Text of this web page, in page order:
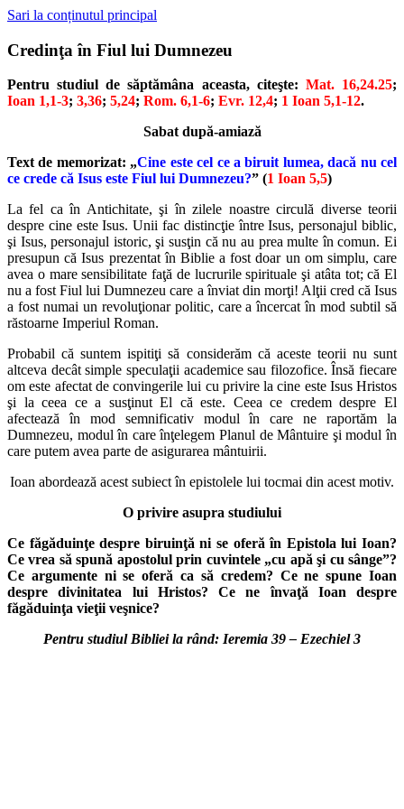
Sari la conținutul principal
Credinţa în Fiul lui Dumnezeu
Pentru studiul de săptămâna aceasta, citeşte: Mat. 16,24.25;
Ioan 1,1-3; 3,36; 5,24; Rom. 6,1-6; Evr. 12,4; 1 Ioan 5,1-12.
Sabat după-amiază
Text de memorizat: „Cine este cel ce a biruit lumea, dacă nu cel
ce crede că Isus este Fiul lui Dumnezeu?” (1 Ioan 5,5)
La fel ca în Antichitate, şi în zilele noastre circulă diverse teorii
despre cine este Isus. Unii fac distincţie între Isus, personajul biblic,
şi Isus, personajul istoric, şi susţin că nu au prea multe în comun. Ei
presupun că Isus prezentat în Biblie a fost doar un om simplu, care
avea o mare sensibilitate faţă de lucrurile spirituale şi atâta tot; că El
nu a fost Fiul lui Dumnezeu care a înviat din morţi! Alţii cred că Isus
a fost numai un revoluţionar politic, care a încercat în mod subtil să
răstoarne Imperiul Roman.
Probabil că suntem ispitiţi să considerăm că aceste teorii nu sunt
altceva decât simple speculaţii academice sau filozofice. Însă fiecare
om este afectat de convingerile lui cu privire la cine este Isus Hristos
şi la ceea ce a susţinut El că este. Ceea ce credem despre El
afectează în mod semnificativ modul în care ne raportăm la
Dumnezeu, modul în care înţelegem Planul de Mântuire şi modul în
care putem avea parte de asigurarea mântuirii.
Ioan abordează acest subiect în epistolele lui tocmai din acest motiv.
O privire asupra studiului
Ce făgăduinţe despre biruinţă ni se oferă în Epistola lui Ioan?
Ce vrea să spună apostolul prin cuvintele „cu apă şi cu sânge”?
Ce argumente ni se oferă ca să credem? Ce ne spune Ioan
despre divinitatea lui Hristos? Ce ne învaţă Ioan despre
făgăduinţa vieţii veşnice?
Pentru studiul Bibliei la rând: Ieremia 39 – Ezechiel 3